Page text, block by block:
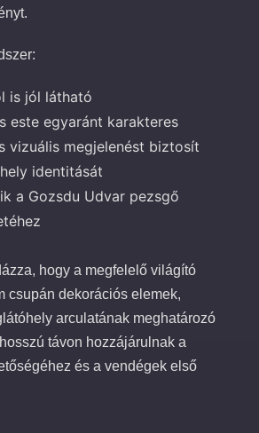
is jól látható
este egyaránt karakteres
vizuális megjelenést biztosít
identitását
a Gozsdu Udvar pezsgő
hogy a megfelelő világító
csupán dekorációs elemek,
arculatának meghatározó
távon hozzájárulnak a
és a vendégek első